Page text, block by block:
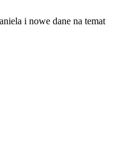
i nowe dane na temat